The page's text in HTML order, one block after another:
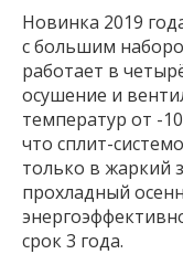
Новинка 2019
с большим
работает в
осушение и
температур от -
что сплит-
только в жаркий
прохладный
срок 3 года.